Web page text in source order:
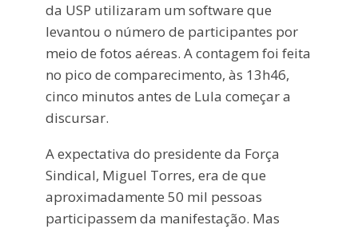
da USP utilizaram um software que
levantou o número de participantes por
meio de fotos aéreas. A contagem foi feita
no pico de comparecimento, às 13h46,
cinco minutos antes de Lula começar a
discursar.
A expectativa do presidente da Força
Sindical, Miguel Torres, era de que
aproximadamente 50 mil pessoas
participassem da manifestação. Mas